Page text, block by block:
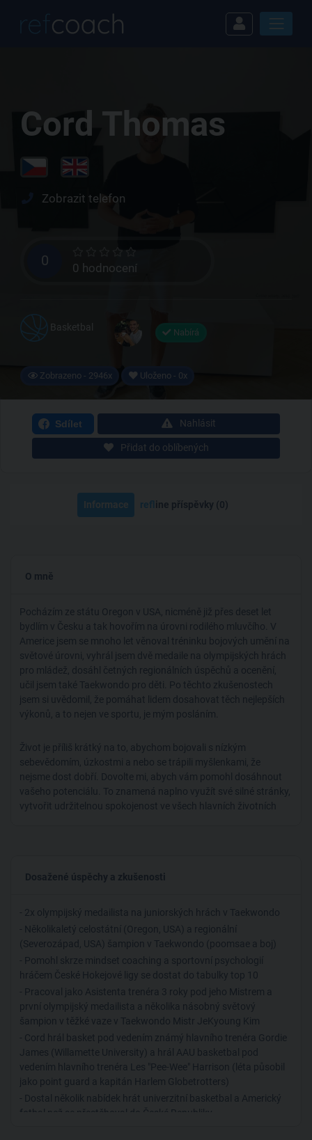
Cord Thomas
Zobrazit telefon
0 0 hodnocení
Basketbal Nabírá
Zobrazeno - 2946x Uloženo - 0x
Nahlásit
Přidat do oblíbených
Sdílet
Informace ref line příspěvky (0)
O mně
Pocházím ze státu Oregon v USA, nicméně již přes deset let
bydlím v Česku a tak hovořím na úrovni rodilého mluvčího. V
Americe jsem se mnoho let věnoval tréninku bojových umění na
světové úrovni, vyhrál jsem dvě medaile na olympijských hrách
pro mládež, dosáhl četných regionálních úspěchů a ocenění,
učil jsem také Taekwondo pro děti. Po těchto zkušenostech
jsem si uvědomil, že pomáhat lidem dosahovat těch nejlepších
výkonů, a to nejen ve sportu, je mým posláním.
Život je příliš krátký na to, abychom bojovali s nízkým
sebevědomím, úzkostmi a nebo se trápili myšlenkami, že
nejsme dost dobří. Dovolte mi, abych vám pomohl dosáhnout
vašeho potenciálu. To znamená naplno využít své silné stránky,
vytvořit udržitelnou spokojenost ve všech hlavních životních
kterým překonáte překážky na cestě k vašim cílům. A těmi cíli
stabilní životní spokojenost a klid.
Povolání kouče a poradce mě velmi naplňuje a mám za sebou
již přes sto úspěšných spoluprací s klienty. Mohu vám
nabídnout konzultace v krásné moderní poradně na náměstí
Republiky (Palác YMCA, naproti Palladiu) anebo v parku či v
kavárnách v okolí Vinohrad a Vršovic. Poskytuji také
konzultace online. Pokud o mně chcete zjistit více informací,
můžete zavítat na můj web - www.coachingpraha.com. Můžete
mi také napsat e-mail na coaching.praha@gmail.com, pokud se
chcete na cokoli zeptat, než se objednáte. Budu se na vás těšit.
Dosažené úspěchy a zkušenosti
- 2x olympijský medailista na juniorských hrách v Taekwondo
- Několikaletý celostátní (Oregon, USA) a regionální
(Severozápad, USA) šampion v Taekwondo (poomsae a boj)
- Pomohl skrze mindset coaching a sportovní psychologií
hráčem České Hokejové ligy se dostat do tabulky top 10
- Pracoval jako Asistenta trenéra 3 roky pod jeho Mistrem a
první olympijský medailista a několika násobný světový
šampion v těžké vaze v Taekwondo Mistr JeKyoung Kim
- Cord hrál basket pod vedením známý hlavního trenéra Gordie
James (Willamette University) a hrál AAU basketbal pod
vedením hlavního trenéra Les "Pee-Wee" Harrison (léta působil
jako point guard a kapitán Harlem Globetrotters)
- Dostal několik nabídek hrát univerzitní basketbal a Americký
fotbal než se přestěhoval do České Republiky.